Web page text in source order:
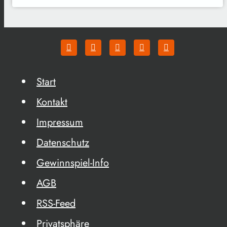
Start
Kontakt
Impressum
Datenschutz
Gewinnspiel-Info
AGB
RSS-Feed
Privatsphäre